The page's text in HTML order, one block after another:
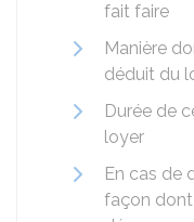
fait faire
Manière
déduit du
Durée de
loyer
En cas de
façon